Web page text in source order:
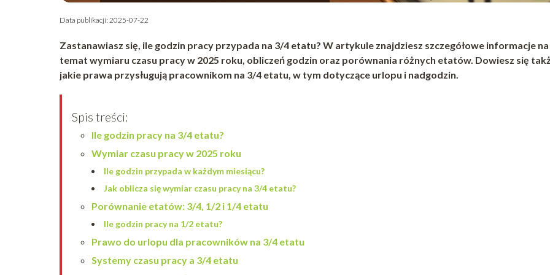
Data publikacji: 2025-07-22
Zastanawiasz się, ile godzin pracy przypada na 3/4 etatu? W artykule znajdziesz szczegółowe informacje na
temat wymiaru czasu pracy w 2025 roku, obliczeń godzin oraz porównania różnych etatów. Dowiesz się
jakie prawa przysługują pracownikom na 3/4 etatu, w tym dotyczące urlopu i nadgodzin.
Spis treści:
Ile godzin pracy na 3/4 etatu?
Wymiar czasu pracy w 2025 roku
Ile godzin przypada w każdym miesiącu?
Jak oblicza się wymiar czasu pracy na 3/4 etatu?
Porównanie etatów: 3/4, 1/2 i 1/4 etatu
Ile godzin pracy na 1/2 etatu?
Prawo do urlopu dla pracowników na 3/4 etatu
Systemy czasu pracy a 3/4 etatu